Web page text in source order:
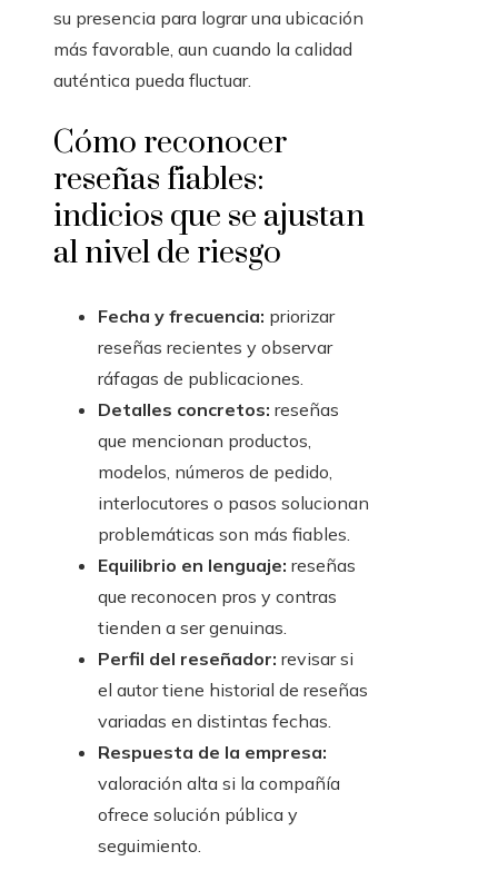
su presencia para lograr una ubicación
más favorable, aun cuando la calidad
auténtica pueda fluctuar.
Cómo reconocer
reseñas fiables:
indicios que se ajustan
al nivel de riesgo
Fecha y frecuencia: priorizar
reseñas recientes y observar
ráfagas de publicaciones.
Detalles concretos: reseñas
que mencionan productos,
modelos, números de pedido,
interlocutores o pasos solucionan
problemáticas son más fiables.
Equilibrio en lenguaje: reseñas
que reconocen pros y contras
tienden a ser genuinas.
Perfil del reseñador: revisar si
el autor tiene historial de reseñas
variadas en distintas fechas.
Respuesta de la empresa:
valoración alta si la compañía
ofrece solución pública y
seguimiento.